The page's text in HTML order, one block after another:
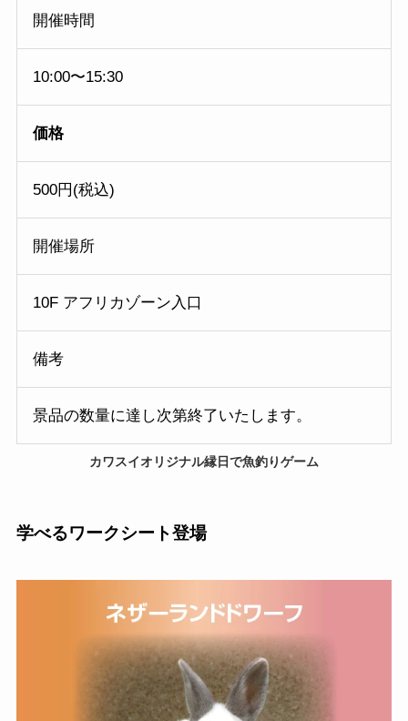
開催時間
10:00〜15:30
価格
500円(税込)
開催場所
10F アフリカゾーン入口
備考
景品の数量に達し次第終了いたします。
カワスイオリジナル縁日で魚釣りゲーム
学べるワークシート登場